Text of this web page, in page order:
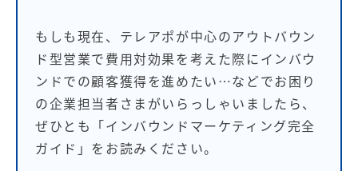
もしも現在、テレアポが中心のアウトバウン
ド型営業で費用対効果を考えた際にインバウ
ンドでの顧客獲得を進めたい…などでお困り
の企業担当者さまがいらっしゃいましたら、
ぜひとも「インバウンドマーケティング完全
ガイド」をお読みください。